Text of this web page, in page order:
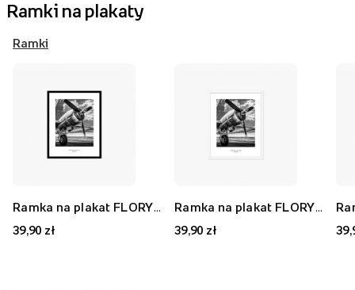
Ramki na plakaty
Ramki
39,90 zł
39,90 zł